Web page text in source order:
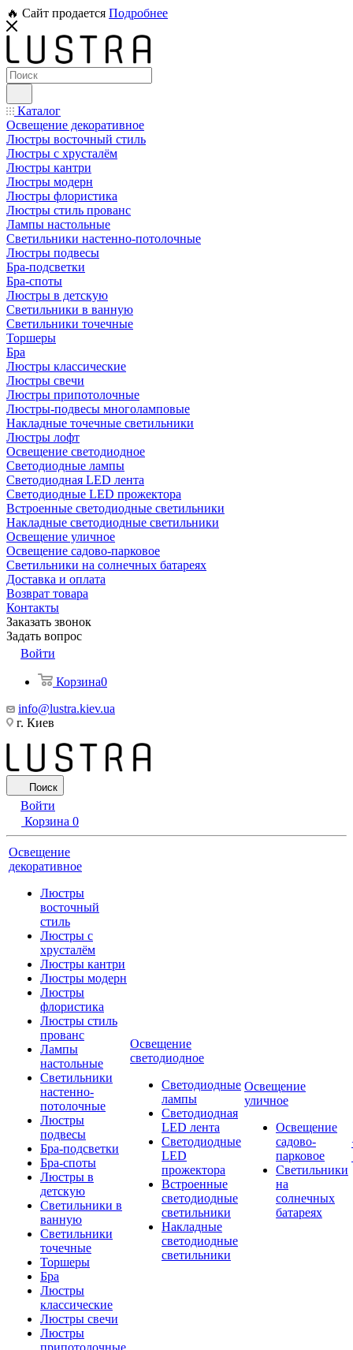
🔥 Сайт продается Подробнее
Каталог
Освещение декоративное
Люстры восточный стиль
Люстры с хрусталём
Люстры кантри
Люстры модерн
Люстры флористика
Люстры стиль прованс
Лампы настольные
Светильники настенно-потолочные
Люстры подвесы
Бра-подсветки
Бра-споты
Люстры в детскую
Светильники в ванную
Светильники точечные
Торшеры
Бра
Люстры классические
Люстры свечи
Люстры припотолочные
Люстры-подвесы многоламповые
Накладные точечные светильники
Люстры лофт
Освещение светодиодное
Светодиодные лампы
Светодиодная LED лента
Светодиодные LED прожектора
Встроенные светодиодные светильники
Накладные светодиодные светильники
Освещение уличное
Освещение садово-парковое
Светильники на солнечных батареях
Доставка и оплата
Возврат товара
Контакты
Заказать звонок
Задать вопрос
Войти
Корзина0
info@lustra.kiev.ua
г. Киев
Поиск
Войти
Корзина 0
Освещение
декоративное
Люстры
восточный
стиль
Люстры с
хрусталём
Люстры кантри
Люстры модерн
Люстры
флористика
Люстры стиль
прованс
Лампы
настольные
Светильники
настенно-
потолочные
Люстры
подвесы
Бра-подсветки
Бра-споты
Люстры в
детскую
Светильники в
ванную
Светильники
точечные
Торшеры
Бра
Люстры
классические
Люстры свечи
Люстры
припотолочные
Освещение
светодиодное
Светодиодные
лампы
Светодиодная
LED лента
Светодиодные
LED
прожектора
Встроенные
светодиодные
светильники
Накладные
светодиодные
светильники
Освещение
уличное
Освещение
садово-
парковое
Светильники
на
солнечных
батареях